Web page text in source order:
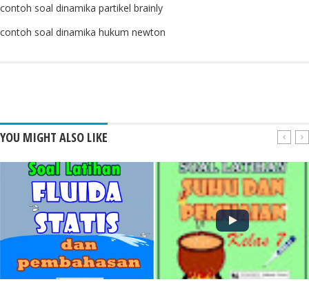
contoh soal dinamika partikel brainly
contoh soal dinamika hukum newton
YOU MIGHT ALSO LIKE